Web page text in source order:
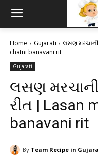
Home Gujarati
લસણ મરચાની
chatni banavani rit
Gujarati
લસણ
રીત | Lasan
banavani rit
By Team Recipe in